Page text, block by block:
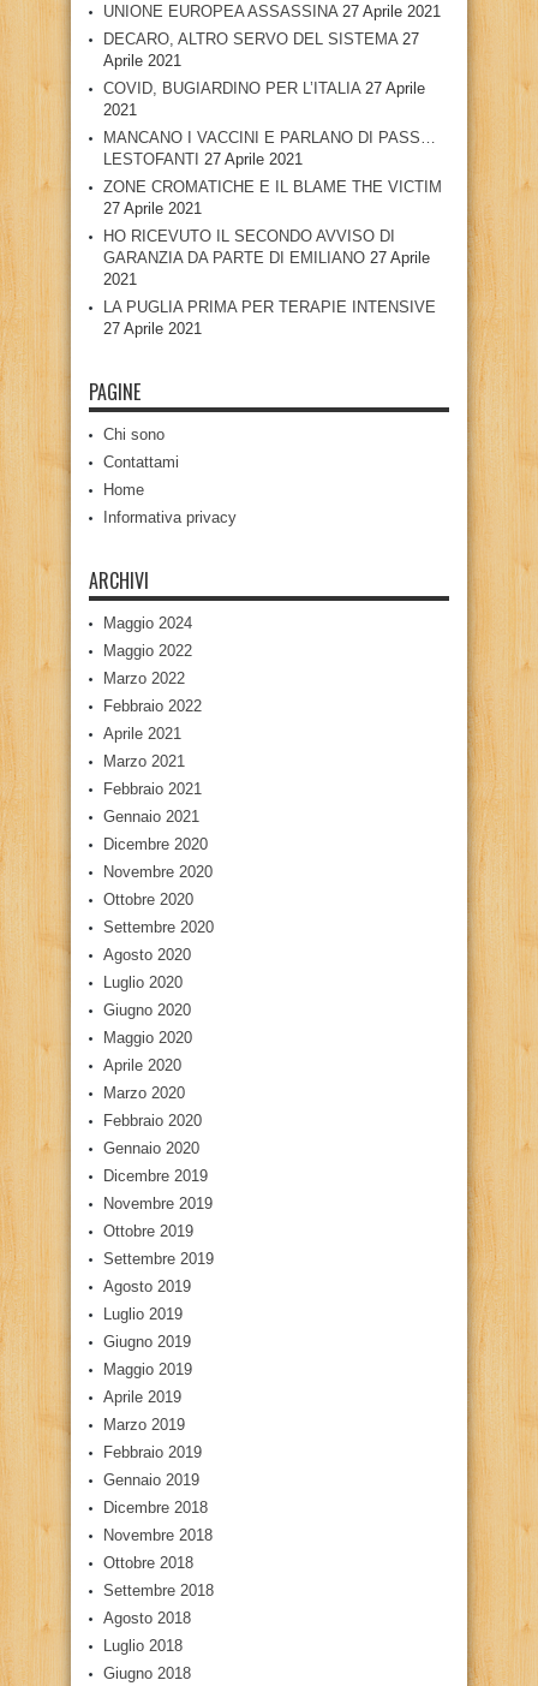
UNIONE EUROPEA ASSASSINA 27 Aprile 2021
DECARO, ALTRO SERVO DEL SISTEMA 27
Aprile 2021
COVID, BUGIARDINO PER L’ITALIA 27 Aprile
2021
MANCANO I VACCINI E PARLANO DI PASS…
LESTOFANTI 27 Aprile 2021
ZONE CROMATICHE E IL BLAME THE VICTIM
27 Aprile 2021
HO RICEVUTO IL SECONDO AVVISO DI
GARANZIA DA PARTE DI EMILIANO 27 Aprile
2021
LA PUGLIA PRIMA PER TERAPIE INTENSIVE
27 Aprile 2021
PAGINE
Chi sono
Contattami
Home
Informativa privacy
ARCHIVI
Maggio 2024
Maggio 2022
Marzo 2022
Febbraio 2022
Aprile 2021
Marzo 2021
Febbraio 2021
Gennaio 2021
Dicembre 2020
Novembre 2020
Ottobre 2020
Settembre 2020
Agosto 2020
Luglio 2020
Giugno 2020
Maggio 2020
Aprile 2020
Marzo 2020
Febbraio 2020
Gennaio 2020
Dicembre 2019
Novembre 2019
Ottobre 2019
Settembre 2019
Agosto 2019
Luglio 2019
Giugno 2019
Maggio 2019
Aprile 2019
Marzo 2019
Febbraio 2019
Gennaio 2019
Dicembre 2018
Novembre 2018
Ottobre 2018
Settembre 2018
Agosto 2018
Luglio 2018
Giugno 2018